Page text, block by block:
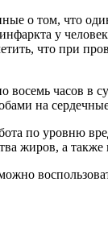
о том, что
у
что при
восемь часов
на
по уровню
жиров, а